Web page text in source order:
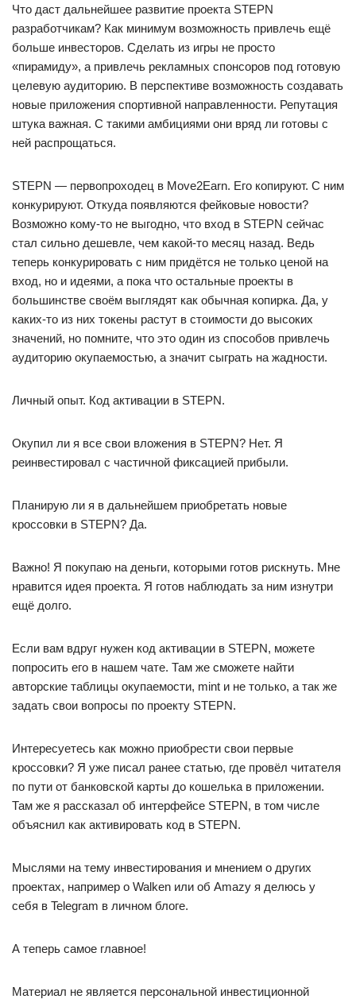
Что даст дальнейшее развитие проекта STEPN
разработчикам? Как минимум возможность привлечь ещё
больше инвесторов. Сделать из игры не просто
«пирамиду», а привлечь рекламных спонсоров под готовую
целевую аудиторию. В перспективе возможность создавать
новые приложения спортивной направленности. Репутация
штука важная. С такими амбициями они вряд ли готовы с
ней распрощаться.
STEPN — первопроходец в Move2Earn. Его копируют. С ним
конкурируют. Откуда появляются фейковые новости?
Возможно кому-то не выгодно, что вход в STEPN сейчас
стал сильно дешевле, чем какой-то месяц назад. Ведь
теперь конкурировать с ним придётся не только ценой на
вход, но и идеями, а пока что остальные проекты в
большинстве своём выглядят как обычная копирка. Да, у
каких-то из них токены растут в стоимости до высоких
значений, но помните, что это один из способов привлечь
аудиторию окупаемостью, а значит сыграть на жадности.
Личный опыт. Код активации в STEPN.
Окупил ли я все свои вложения в STEPN? Нет. Я
реинвестировал с частичной фиксацией прибыли.
Планирую ли я в дальнейшем приобретать новые
кроссовки в STEPN? Да.
Важно! Я покупаю на деньги, которыми готов рискнуть. Мне
нравится идея проекта. Я готов наблюдать за ним изнутри
ещё долго.
Если вам вдруг нужен код активации в STEPN, можете
попросить его в нашем чате. Там же сможете найти
авторские таблицы окупаемости, mint и не только, а так же
задать свои вопросы по проекту STEPN.
Интересуетесь как можно приобрести свои первые
кроссовки? Я уже писал ранее статью, где провёл читателя
по пути от банковской карты до кошелька в приложении.
Там же я рассказал об интерфейсе STEPN, в том числе
объяснил как активировать код в STEPN.
Мыслями на тему инвестирования и мнением о других
проектах, например о Walken или об Amazy я делюсь у
себя в Telegram в личном блоге.
А теперь самое главное!
Материал не является персональной инвестиционной